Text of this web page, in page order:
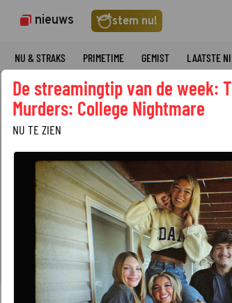
nieuws stem nu!
NU & STRAKS PRIMETIME GEMIST LAATSTE
De streamingtip van de week:
Murders: College Nightmare
NU TE ZIEN